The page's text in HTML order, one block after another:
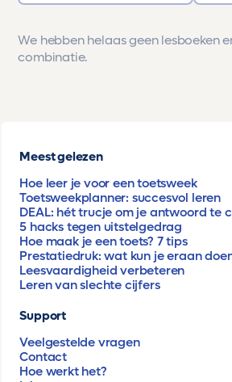
We hebben helaas geen lesboeken
combinatie.
Meest gelezen
Hoe leer je voor een toetsweek
Toetsweekplanner: succesvol leren
DEAL: hét trucje om je antwoord te
5 hacks tegen uitstelgedrag
Hoe maak je een toets? 7 tips
Prestatiedruk: wat kun je eraan
Leesvaardigheid verbeteren
Leren van slechte cijfers
Support
Veelgestelde vragen
Contact
Hoe werkt het?